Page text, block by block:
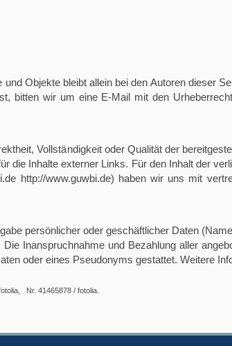
Objekte bleibt allein bei den Autoren dieser
bitten wir um eine E-Mail mit den
Vollständigkeit oder Qualität der
die Inhalte externer Links. Für den Inhalt der
http://www.guwbi.de) haben wir uns mit
persönlicher oder geschäftlicher Daten
Inanspruchnahme und Bezahlung aller
oder eines Pseudonyms gestattet. Weitere
Nr. 41465878 / fotolia.